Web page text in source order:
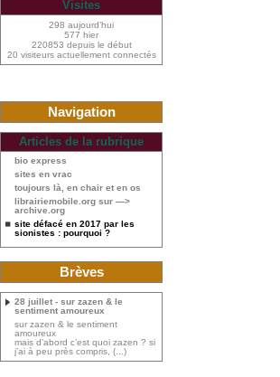
Visites
298 aujourd’hui
577 hier
220853 depuis le début
20 visiteurs actuellement connectés
Navigation
Articles de la rubrique
bio express
sites en vrac
toujours là, en chair et en os
librairiemobile.org sur —>
archive.org
site défacé en 2017 par les
sionistes : pourquoi ?
Brèves
28 juillet - sur zazen & le
sentiment amoureux
sur zazen & le sentiment
amoureux
mais d’abord c’est quoi zazen ? si
j’ai à peu près compris, (...)